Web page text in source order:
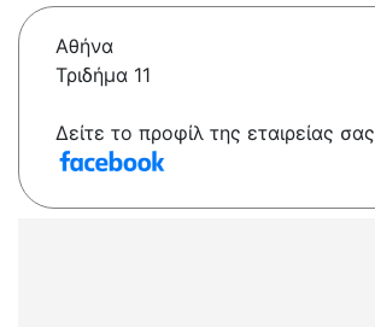
Αθήνα
Τριδήμα 11
Δείτε το προφίλ της εταιρείας σας